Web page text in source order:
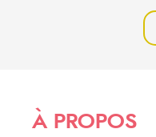
À PROPOS